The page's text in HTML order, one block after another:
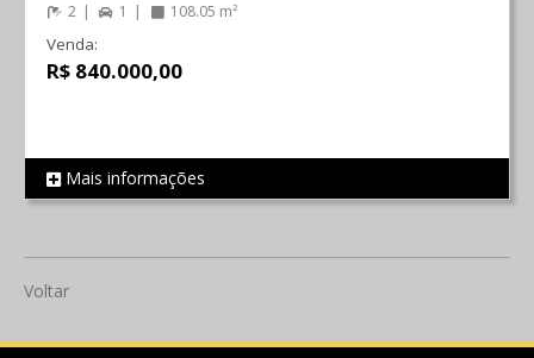
REF 684
2 1 108.05 m²
Venda:
R$ 840.000,00
Mais informações
Voltar